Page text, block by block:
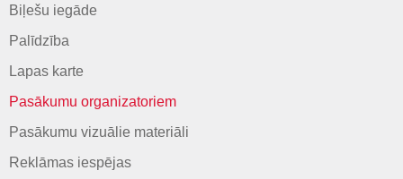
Biļešu iegāde
Palīdzība
Lapas karte
Pasākumu organizatoriem
Pasākumu vizuālie materiāli
Reklāmas iespējas